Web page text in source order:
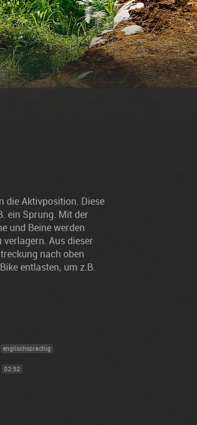
die Aktivposition. Diese
ein Sprung. Mit der
und Beine werden
Aus dieser
nach oben
entlasten, um z.B.
englischsprachig
02:52